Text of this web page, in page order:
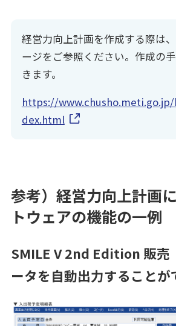
経営力向上計画を作成する際は
ージをご参照ください。作成の
きます。
https://
dex.html
参考）経営力向上計画
トウェアの機能の一例
SMILE V 2nd Edition 販売
ータを自動出力することが